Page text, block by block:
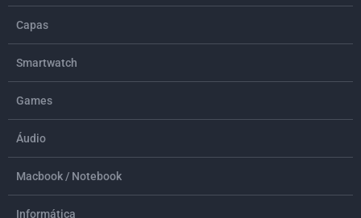
Capas
Smartwatch
Games
Áudio
Macbook / Notebook
Informática